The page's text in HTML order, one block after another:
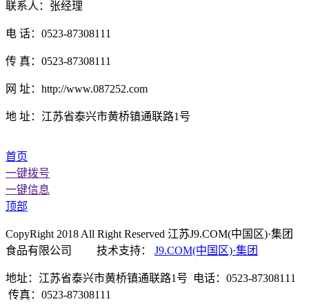
联系人：张经理
电 话：0523-87308111
传 真：0523-87308111
网 址：http://www.087252.com
地 址：江苏省泰兴市黄桥镇通联路1号
首页
一键拨号
一键信息
顶部
CopyRight 2018 All Right Reserved 江苏J9.COM(中国区)·集团
食品有限公司 技术支持： J9.COM(中国区)·集团
地址：江苏省泰兴市黄桥镇通联路1号 电话：0523-87308111
传真：0523-87308111